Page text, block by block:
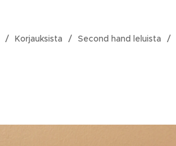
Korjauksista Second hand leluista